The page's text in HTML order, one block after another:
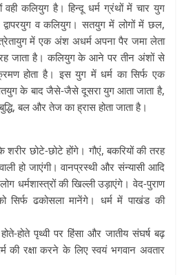
कलियुग है। हिन्दू धर्म ग्रंथों में चार युग
व कलियुग। सतयुग में लोगों में छल,
में एक अंश अधर्म अपना पैर जमा लेता
रह जाता है। कलियुग के आने पर तीन अंशों से
होता है। इस युग में धर्म का सिर्फ एक
के बाद जैसे-जैसे दूसरा युग आता जाता है,
बल और तेज का ह्रास होता जाता है।
छोटे-छोटे होंगे। गौएं, बकरियों की तरह
हो जाएंगी। वानप्रस्थी और संन्यासी आदि
धर्मशास्त्रों की खिल्ली उड़ाएंगे। वेद-पुराण
सिर्फ ढकोसला मानेंगे। धर्म में पाखंड की
होते पृथ्वी पर हिंसा और जातीय संघर्ष बढ़
की रक्षा करने के लिए स्वयं भगवान अवतार